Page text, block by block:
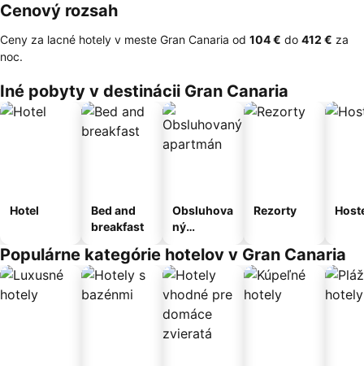
Cenový rozsah
Ceny za lacné hotely v meste Gran Canaria od ‎104 € do ‎412 € za
noc.
Iné pobyty v destinácii Gran Canaria
Hotel
Bed and
breakfast
Obsluhova
ný
Rezorty
Populárne kategórie hotelov v Gran Canaria